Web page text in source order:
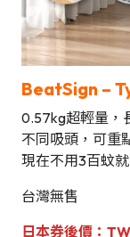
BeatSign –
0.57kg超輕量，
不同吸頭，可重
現在不用3百蚊
台灣無售
日本券後價 ：